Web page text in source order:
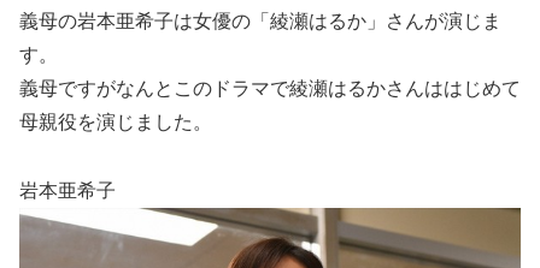
義母の岩本亜希子は女優の「綾瀬はるか」さんが演じま
す。
義母ですがなんとこのドラマで綾瀬はるかさんははじめて
母親役を演じました。
岩本亜希子